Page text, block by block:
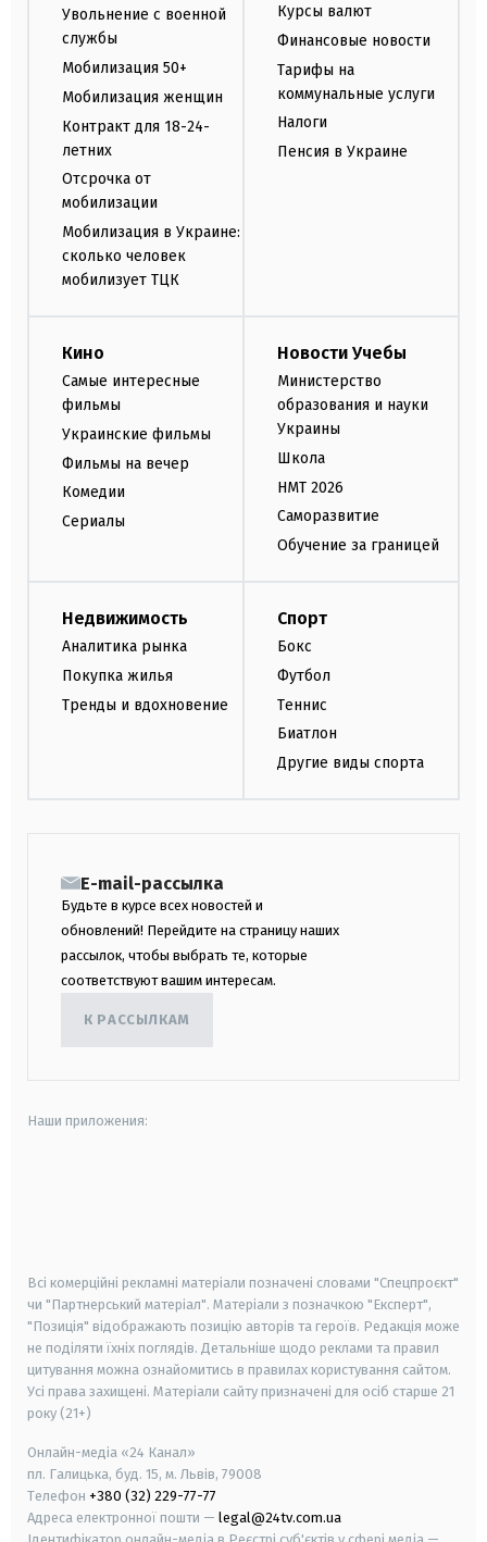
Увольнение с военной
службы
Мобилизация 50+
Мобилизация женщин
Контракт для 18-24-
летних
Отсрочка от
мобилизации
Мобилизация в Украине:
сколько человек
мобилизует ТЦК
Курсы валют
Финансовые новости
Тарифы на
коммунальные услуги
Налоги
Пенсия в Украине
Кино
Самые интересные
фильмы
Украинские фильмы
Фильмы на вечер
Комедии
Сериалы
Новости Учебы
Министерство
образования и науки
Украины
Школа
НМТ 2026
Саморазвитие
Обучение за границей
Недвижимость
Аналитика рынка
Покупка жилья
Тренды и вдохновение
Спорт
Бокс
Футбол
Теннис
Биатлон
Другие виды спорта
E-mail-рассылка
Будьте в курсе всех новостей и
обновлений! Перейдите на страницу наших
рассылок, чтобы выбрать те, которые
соответствуют вашим интересам.
К РАССЫЛКАМ
Наши приложения:
Всі комерційні рекламні матеріали позначені словами "Спецпроєкт"
чи "Партнерський матеріал". Матеріали з позначкою "Експерт",
"Позиція" відображають позицію авторів та героїв. Редакція може
не поділяти їхніх поглядів. Детальніше щодо реклами та правил
цитування можна ознайомитись в правилах користування сайтом.
Усі права захищені. Матеріали сайту призначені для осіб старше 21
року (21+)
Онлайн-медіа «24 Канал»
пл. Галицька, буд. 15, м. Львів, 79008
Телефон +380 (32) 229-77-77
Адреса електронної пошти — legal@24tv.com.ua